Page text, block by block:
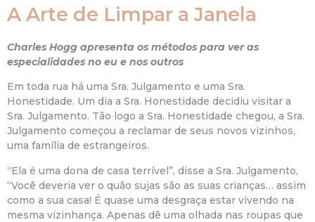
A Arte de Limpar a Janela
Charles Hogg apresenta os métodos para ver as
especialidades no eu e nos outros
Em toda rua há uma Sra. Julgamento e uma Sra.
Honestidade. Um dia a Sra. Honestidade decidiu visitar a
Sra. Julgamento. Tão logo a Sra. Honestidade chegou, a Sra.
Julgamento começou a reclamar de seus novos vizinhos,
uma família de estrangeiros.
“Ela é uma dona de casa terrível”, disse a Sra. Julgamento,
“Você deveria ver o quão sujas são as suas crianças… assim
como a sua casa! É quase uma desgraça estar vivendo na
mesma vizinhança. Apenas dê uma olhada nas roupas que